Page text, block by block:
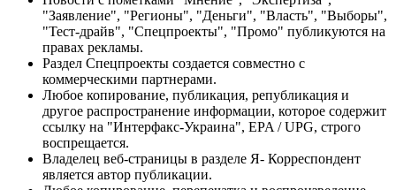
"Заявление", "Регионы", "Деньги", "Власть", "Выборы",
"Тест-драйв", "Спецпроекты", "Промо" публикуются на
правах рекламы.
Раздел Спецпроекты создается совместно с
коммерческими партнерами.
Любое копирование, публикация, републикация и
другое распространение информации, которое содержит
ссылку на "Интерфакс-Украина", EPA / UPG, строго
воспрещается.
Владелец веб-страницы в разделе Я- Корреспондент
является автор публикации.